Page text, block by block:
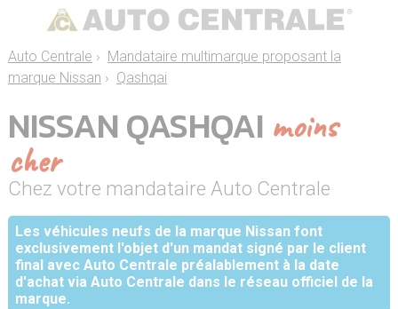
Auto Centrale › Mandataire multimarque proposant la
marque Nissan › Qashqai
NISSAN QASHQAI moins
cher
Chez votre mandataire Auto Centrale
Les véhicules neufs de la marque Nissan font
exclusivement l'objet d'un mandat signé par le client
final avec Auto Centrale préalablement à la date
d'achat via Auto Centrale dans le réseau officiel de la
marque.